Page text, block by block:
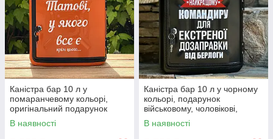
Каністра бар 10 л у
помаранчевому кольорі,
оригінальний подарунок
Татові
В наявності
Каністра бар 10 л у чорному
кольорі, подарунок
військовому, чоловікові,
шефу, командиру
В наявності